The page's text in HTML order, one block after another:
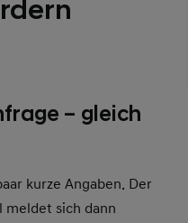
– gleich
kurze Angaben. Der
meldet sich dann